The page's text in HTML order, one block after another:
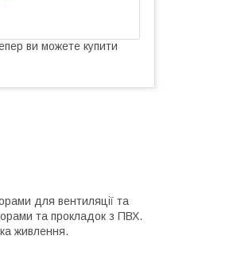
ви можете купити
для вентиляції та
та прокладок з ПВХ.
живлення.